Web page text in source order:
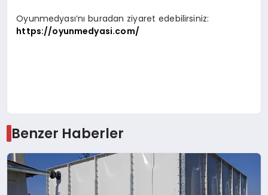
Oyunmedyası’nı buradan ziyaret edebilirsiniz:
https://oyunmedyasi.com/
Benzer Haberler